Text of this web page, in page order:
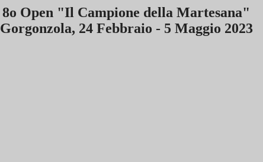
8o Open "Il Campione della Martesana"
Gorgonzola, 24 Febbraio - 5 Maggio 2023